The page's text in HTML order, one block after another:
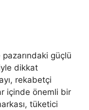
güçlü
dikkat
rekabetçi
içinde önemli bir
tüketici